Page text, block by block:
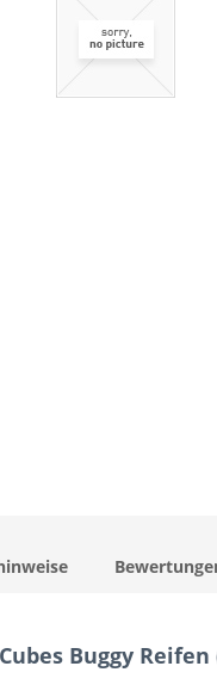
Buggy Reifen